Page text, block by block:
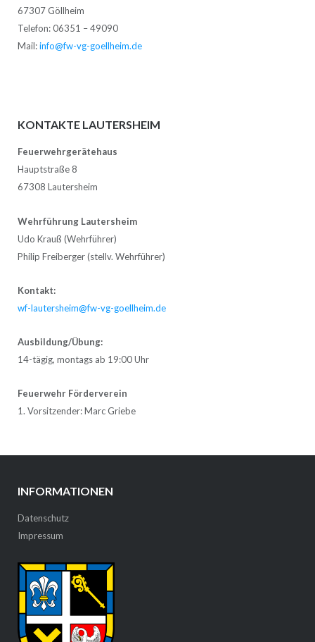
67307 Göllheim
Telefon: 06351 – 49090
Mail:info@fw-vg-goellheim.de
KONTAKTE LAUTERSHEIM
Feuerwehrgerätehaus
Hauptstraße 8
67308 Lautersheim
Wehrführung Lautersheim
Udo Krauß (Wehrführer)
Philip Freiberger (stellv. Wehrführer)
Kontakt:
wf-lautersheim@fw-vg-goellheim.de
Ausbildung/Übung:
14-tägig, montags ab 19:00 Uhr
Feuerwehr Förderverein
1. Vorsitzender: Marc Griebe
INFORMATIONEN
Datenschutz
Impressum